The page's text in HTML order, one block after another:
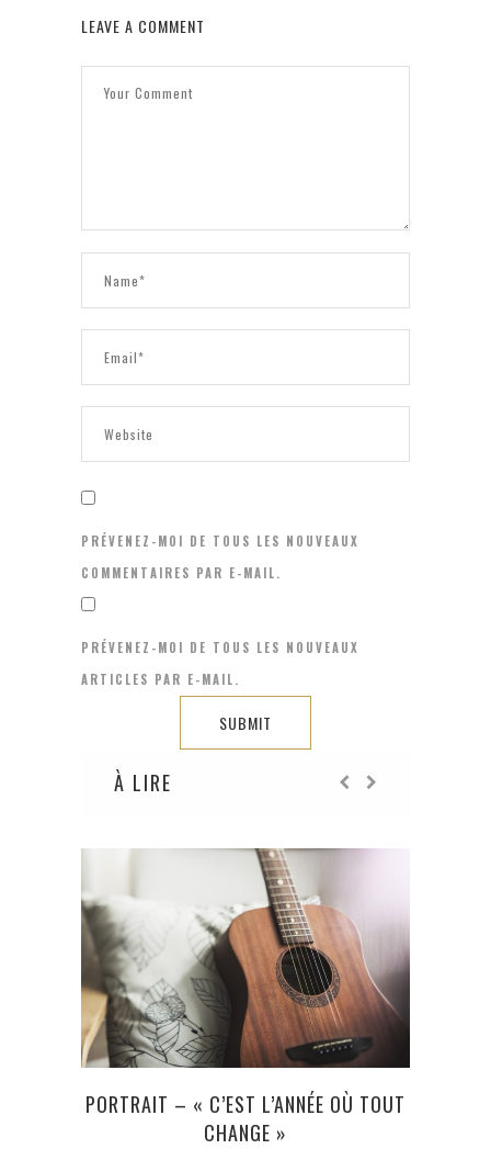
LEAVE A COMMENT
PRÉVENEZ-MOI DE TOUS LES NOUVEAUX
COMMENTAIRES PAR E-MAIL.
PRÉVENEZ-MOI DE TOUS LES NOUVEAUX
ARTICLES PAR E-MAIL.
À LIRE
PORTRAIT – « C’EST L’ANNÉE OÙ TOUT
CHANGE »